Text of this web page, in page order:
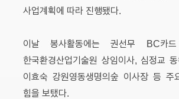
사업계획에 따라 진행됐다.
이날 봉사활동에는 권선무 BC카
한국환경산업기술원 상임이사, 심정교
이효숙 강원영동생명의숲 이사장 등 주
힘을 보탰다.